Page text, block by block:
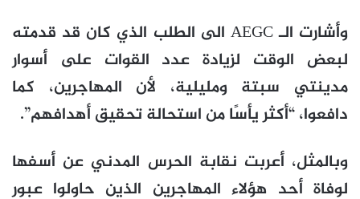
وأشارت الـ AEGC الى الطلب الذي كان قد قدمته
لبعض الوقت لزيادة عدد القوات على أسوار
مدينتي سبتة ومليلية، لأن المهاجرين، كما
دافعوا، “أكثر يأسًا من استحالة تحقيق أهدافهم”.
وبالمثل، أعربت نقابة الحرس المدني عن أسفها
لوفاة أحد هؤلاء المهاجرين الذين حاولوا عبور